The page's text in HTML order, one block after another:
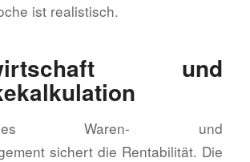
ist realistisch.
und
Waren- und
sichert die Rentabilität. Die